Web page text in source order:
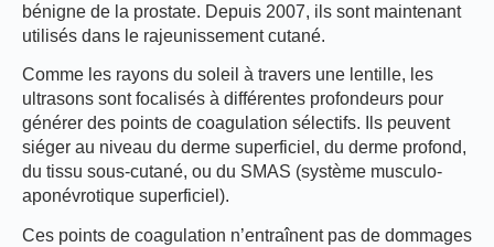
bénigne de la prostate. Depuis 2007, ils sont maintenant
utilisés dans le rajeunissement cutané.
Comme les rayons du soleil à travers une lentille, les
ultrasons sont focalisés à différentes profondeurs pour
générer des points de coagulation sélectifs. Ils peuvent
siéger au niveau du derme superficiel, du derme profond,
du tissu sous-cutané, ou du SMAS (système musculo-
aponévrotique superficiel).
Ces points de coagulation n’entraînent pas de dommages